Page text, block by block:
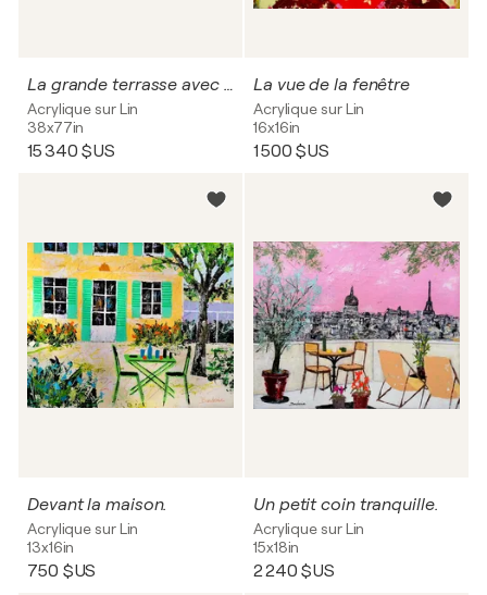
La grande terrasse avec vue sur Paris.
Acrylique sur Lin
38x77in
15 340 $US
La vue de la fenêtre
Acrylique sur Lin
16x16in
1 500 $US
Devant la maison.
Acrylique sur Lin
13x16in
750 $US
Un petit coin tranquille.
Acrylique sur Lin
15x18in
2 240 $US